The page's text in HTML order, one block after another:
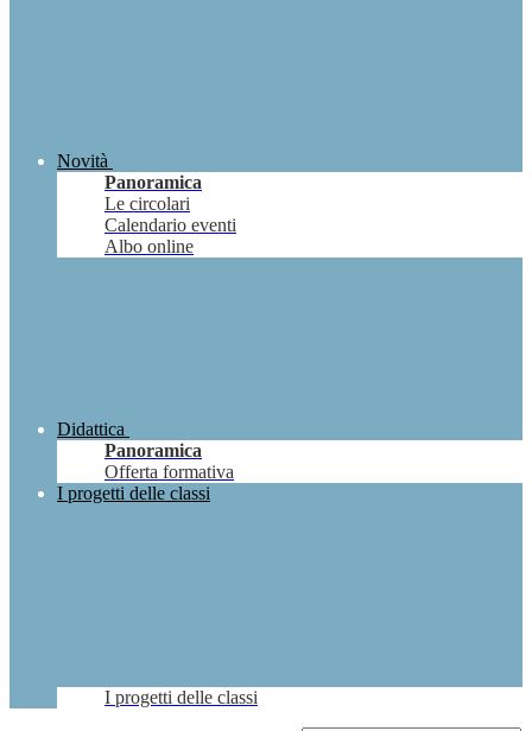
Novità
Panoramica
Le circolari
Calendario eventi
Albo online
Didattica
Panoramica
Offerta formativa
I progetti delle classi
I progetti delle classi